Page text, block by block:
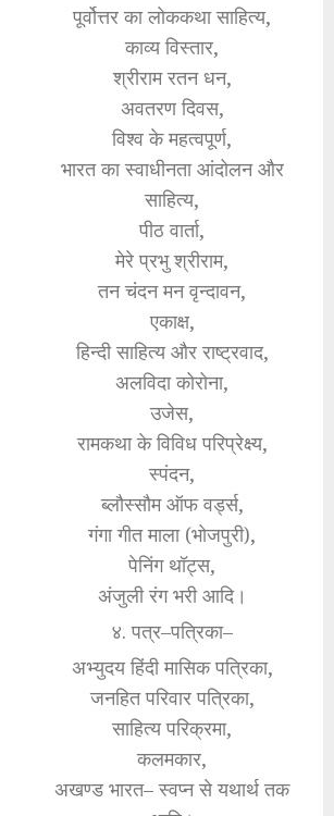
पूर्वोत्तर का लोककथा साहित्य,
काव्य विस्तार,
श्रीराम रतन धन,
अवतरण दिवस,
विश्व के महत्वपूर्ण,
भारत का स्वाधीनता आंदोलन और
साहित्य,
पीठ वार्ता,
मेरे प्रभु श्रीराम,
तन चंदन मन वृन्दावन,
एकाक्ष,
हिन्दी साहित्य और राष्ट्रवाद,
अलविदा कोरोना,
उजेस,
रामकथा के विविध परिप्रेक्ष्य,
स्पंदन,
ब्लौस्सौम ऑफ वर्ड्स,
गंगा गीत माला (भोजपुरी),
पेनिंग थॉट्स,
अंजुली रंग भरी आदि।
४. पत्र–पत्रिका–
अभ्युदय हिंदी मासिक पत्रिका,
जनहित परिवार पत्रिका,
साहित्य परिक्रमा,
कलमकार,
अखण्ड भारत– स्वप्न से यथार्थ तक